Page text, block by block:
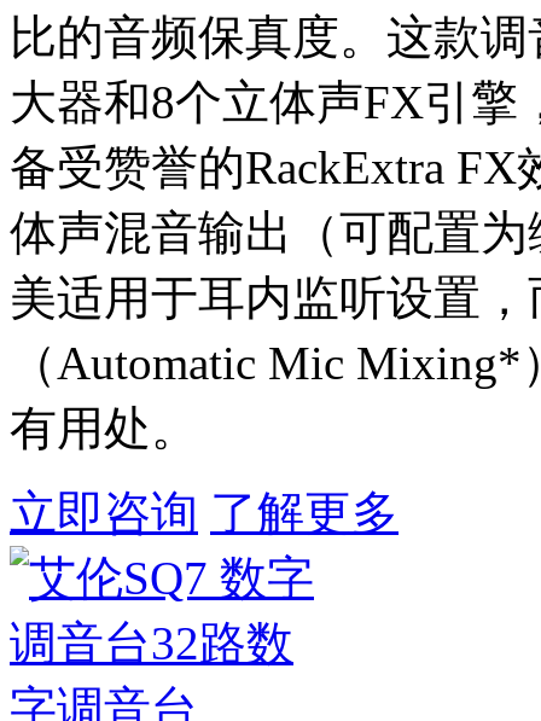
比的音频保真度。这款
大器和8个立体声FX引
备受赞誉的RackExtra
体声混音输出（可配置
美适用于耳内监听设置
（Automatic Mic
有用处。
立即咨询 了解更多